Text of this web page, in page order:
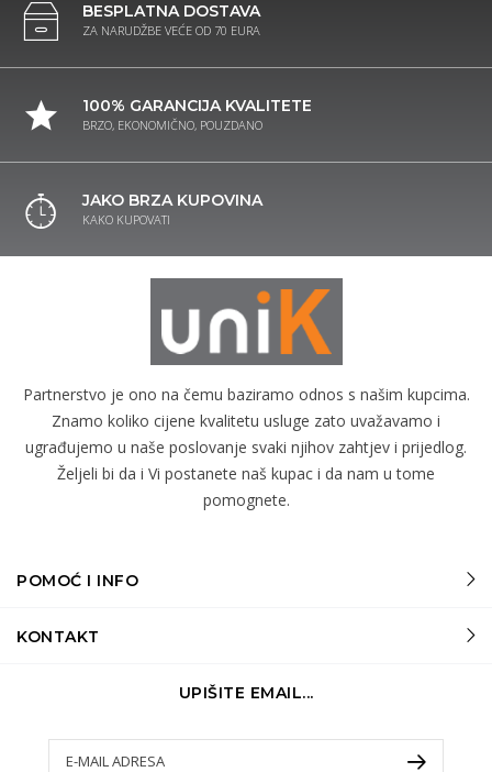
BESPLATNA DOSTAVA
ZA NARUDŽBE VEĆE OD 70 EURA
100% GARANCIJA KVALITETE
BRZO, EKONOMIČNO, POUZDANO
JAKO BRZA KUPOVINA
KAKO KUPOVATI
Partnerstvo je ono na čemu baziramo odnos s našim kupcima.
Znamo koliko cijene kvalitetu usluge zato uvažavamo i
ugrađujemo u naše poslovanje svaki njihov zahtjev i prijedlog.
Željeli bi da i Vi postanete naš kupac i da nam u tome
pomognete.
POMOĆ I INFO
KONTAKT
UPIŠITE EMAIL...